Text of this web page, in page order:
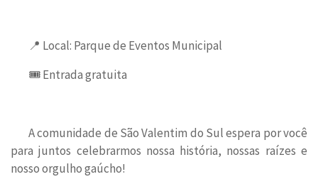
📍 Local: Parque de Eventos Municipal
🎟 Entrada gratuita
A comunidade de São Valentim do Sul espera por você
para juntos celebrarmos nossa história, nossas raízes e
nosso orgulho gaúcho!